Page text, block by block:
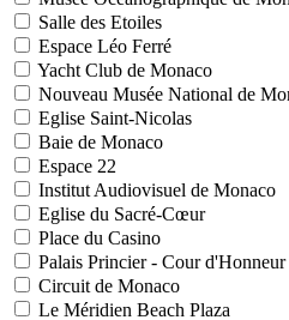
Salle des Etoiles
Espace Léo Ferré
Yacht Club de Monaco
Nouveau Musée National de
Eglise Saint-Nicolas
Baie de Monaco
Espace 22
Institut Audiovisuel de Monaco
Eglise du Sacré-Cœur
Place du Casino
Palais Princier - Cour d'Honneur
Circuit de Monaco
Le Méridien Beach Plaza